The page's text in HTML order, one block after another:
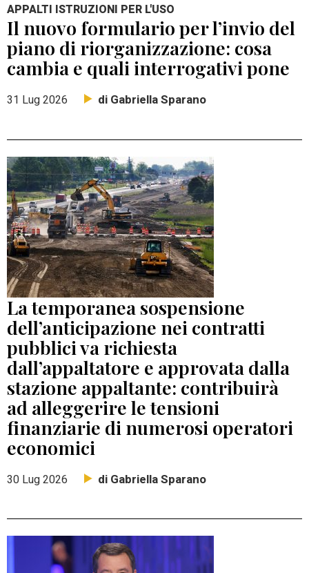
APPALTI ISTRUZIONI PER L'USO
Il nuovo formulario per l’invio del
piano di riorganizzazione: cosa
cambia e quali interrogativi pone
31 Lug 2026 di Gabriella Sparano
La temporanea sospensione
dell’anticipazione nei contratti
pubblici va richiesta
dall’appaltatore e approvata dalla
stazione appaltante: contribuirà
ad alleggerire le tensioni
finanziarie di numerosi operatori
economici
30 Lug 2026 di Gabriella Sparano